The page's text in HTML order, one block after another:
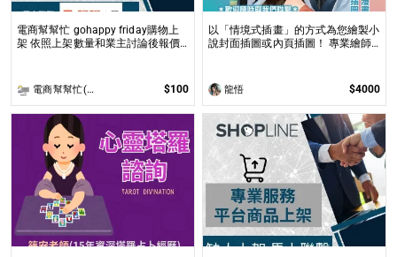
電商幫幫忙 gohappy friday購物上
架 依照上架數量和業主討論後報價
電商幫幫忙(電商平台代營運/電商上架/運營策略/網路行銷) $100
以「情境式插畫」的方式為您繪製小
說封面插圖或內頁插圖！ 專業繪師
龍悟 $4000